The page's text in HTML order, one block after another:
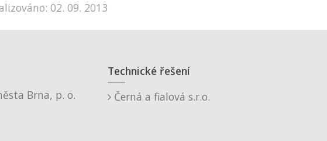
02. 09. 2013
Brna, p. o.
Technické řešení
Černá a fialová s.r.o.